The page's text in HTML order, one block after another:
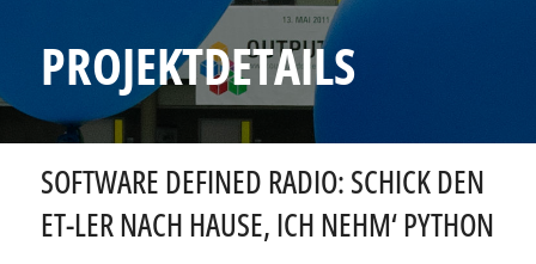
PROJEKTDETAILS
SOFTWARE DEFINED RADIO: SCHICK DEN
ET-LER NACH HAUSE, ICH NEHM‘ PYTHON